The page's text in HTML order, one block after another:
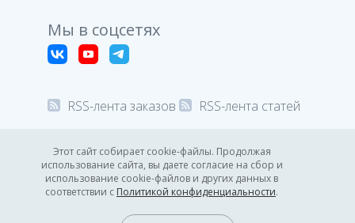
Этот сайт собирает cookie-файлы. Продолжая
использование сайта, вы даете согласие на сбор и
использование cookie-файлов и других данных в
соответствии с Политикой конфиденциальности.
Мы в соцсетях
RSS-лента заказов RSS-лента статей
© 2008-2026 Все права защищены.
Политика конфиденциальности
GMT +3 7.08.2026